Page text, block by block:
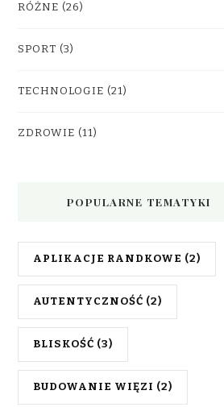
RÓŻNE (26)
SPORT (3)
TECHNOLOGIE (21)
ZDROWIE (11)
POPULARNE TEMATYKI
APLIKACJE RANDKOWE (2)
AUTENTYCZNOŚĆ (2)
BLISKOŚĆ (3)
BUDOWANIE WIĘZI (2)